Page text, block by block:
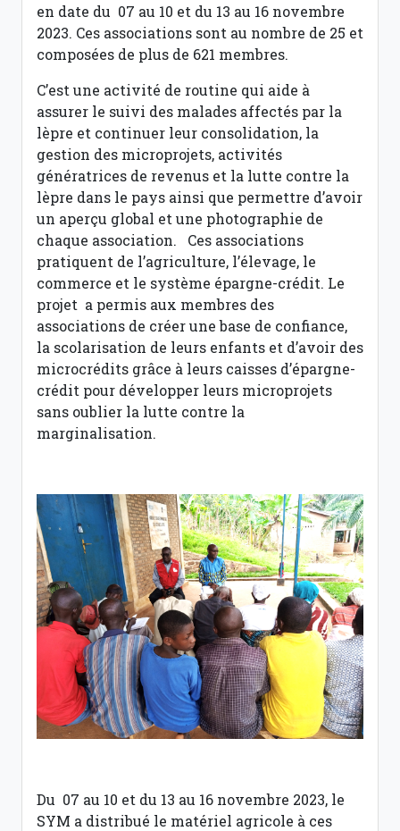
en date du 07 au 10 et du 13 au 16 novembre
2023. Ces associations sont au nombre de 25 et
composées de plus de 621 membres.
C’est une activité de routine qui aide à
assurer le suivi des malades affectés par la
lèpre et continuer leur consolidation, la
gestion des microprojets, activités
génératrices de revenus et la lutte contre la
lèpre dans le pays ainsi que permettre d’avoir
un aperçu global et une photographie de
chaque association. Ces associations
pratiquent de l’agriculture, l’élevage, le
commerce et le système épargne-crédit. Le
projet a permis aux membres des
associations de créer une base de confiance,
la scolarisation de leurs enfants et d’avoir des
microcrédits grâce à leurs caisses d’épargne-
crédit pour développer leurs microprojets
sans oublier la lutte contre la
marginalisation.
Du 07 au 10 et du 13 au 16 novembre 2023, le
SYM a distribué le matériel agricole à ces